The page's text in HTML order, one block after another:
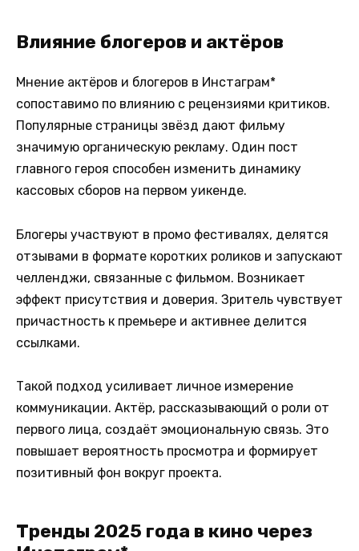
Влияние блогеров и актёров
Мнение актёров и блогеров в Инстаграм*
сопоставимо по влиянию с рецензиями критиков.
Популярные страницы звёзд дают фильму
значимую органическую рекламу. Один пост
главного героя способен изменить динамику
кассовых сборов на первом уикенде.
Блогеры участвуют в промо фестивалях, делятся
отзывами в формате коротких роликов и запускают
челленджи, связанные с фильмом. Возникает
эффект присутствия и доверия. Зритель чувствует
причастность к премьере и активнее делится
ссылками.
Такой подход усиливает личное измерение
коммуникации. Актёр, рассказывающий о роли от
первого лица, создаёт эмоциональную связь. Это
повышает вероятность просмотра и формирует
позитивный фон вокруг проекта.
Тренды 2025 года в кино через